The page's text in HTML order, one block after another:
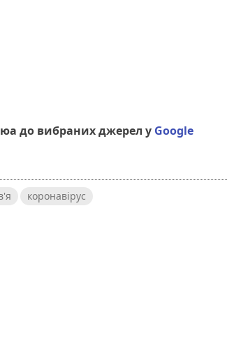
до вибраних джерел у Google
коронавірус